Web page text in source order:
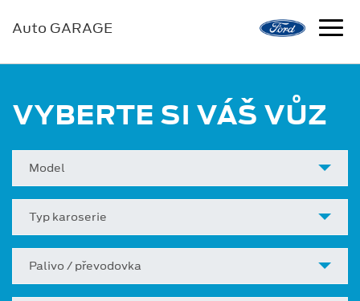
Auto GARAGE
VYBERTE SI VÁŠ VŮZ
Model
Typ karoserie
Palivo / převodovka